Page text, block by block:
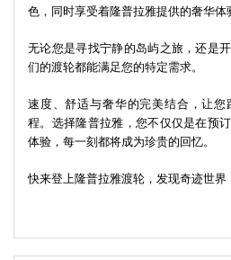
色，同时享受着隆普拉雅提供的奢华体
无论您是寻找宁静的岛屿之旅，还是
们的渡轮都能满足您的特定需求。
速度、舒适与奢华的完美结合，让
程。选择隆普拉雅，您不仅仅是在预
体验，每一刻都将成为珍贵的回忆。
快来登上隆普拉雅渡轮，发现奇迹世界